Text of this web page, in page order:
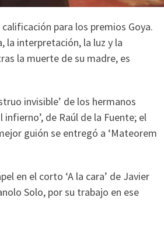
para los premios Goya.
la interpretación, la luz y la
la muerte de su madre, es
invisible’ de los hermanos
de Raúl de la Fuente; el
guión se entregó a ‘Mateorem
en el corto ‘A la cara’ de Javier
Solo, por su trabajo en ese